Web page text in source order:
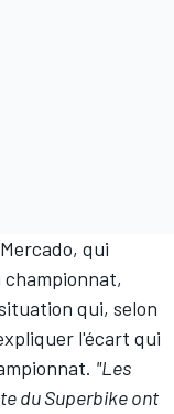
qui
championnat,
qui, selon
l'écart qui
"Les
du Superbike ont